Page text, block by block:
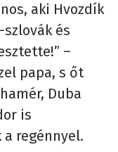
aki Hvozdík
és
–
papa, s őt
Duba
is
regénnyel.